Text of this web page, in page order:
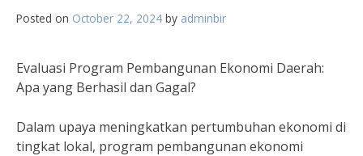
Posted on October 22, 2024 by adminbir
Evaluasi Program Pembangunan Ekonomi Daerah:
Apa yang Berhasil dan Gagal?
Dalam upaya meningkatkan pertumbuhan ekonomi di
tingkat lokal, program pembangunan ekonomi